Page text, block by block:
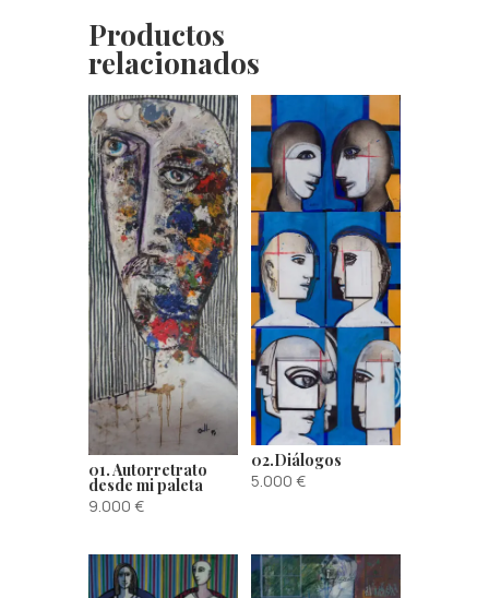
Productos
relacionados
01. Autorretrato
desde mi paleta
9.000 €
02.Diálogos
5.000 €